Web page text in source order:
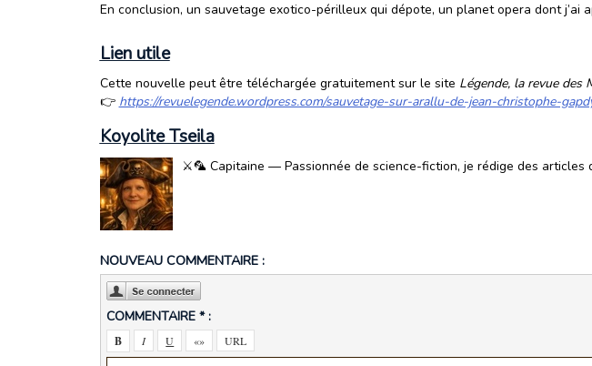
En conclusion, un sauvetage exotico-périlleux qui dépote, un planet opera dont j’ai
Lien utile
Cette nouvelle peut être téléchargée gratuitement sur le site Légende, la revue des
👉 https://revuelegende.wordpress.com/sauvetage-sur-arallu-de-jean-christophe-
Koyolite Tseila
⚔️🦜 Capitaine — Passionnée de science-fiction, je rédige des articles
NOUVEAU COMMENTAIRE :
COMMENTAIRE * :